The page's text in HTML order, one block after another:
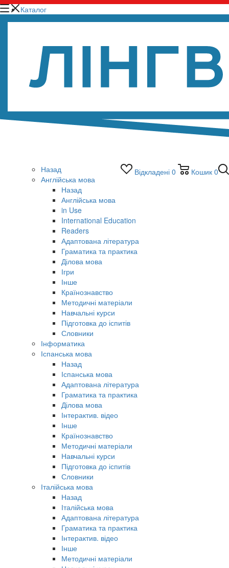
Відкладені 0 Кошик 0
Каталог
Назад
Англійська мова
Назад
Англійська мова
in Use
International Education
Readers
Адаптована література
Граматика та практика
Ділова мова
Ігри
Інше
Країнознавство
Методичні матеріали
Навчальні курси
Підготовка до іспитів
Словники
Інформатика
Іспанська мова
Назад
Іспанська мова
Адаптована література
Граматика та практика
Ділова мова
Інтерактив. відео
Інше
Країнознавство
Методичні матеріали
Навчальні курси
Підготовка до іспитів
Словники
Італійська мова
Назад
Італійська мова
Адаптована література
Граматика та практика
Інтерактив. відео
Інше
Методичні матеріали